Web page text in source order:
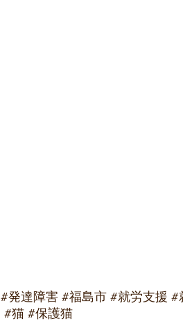
#発達障害 #福島市 #就労支援 #
#猫 #保護猫